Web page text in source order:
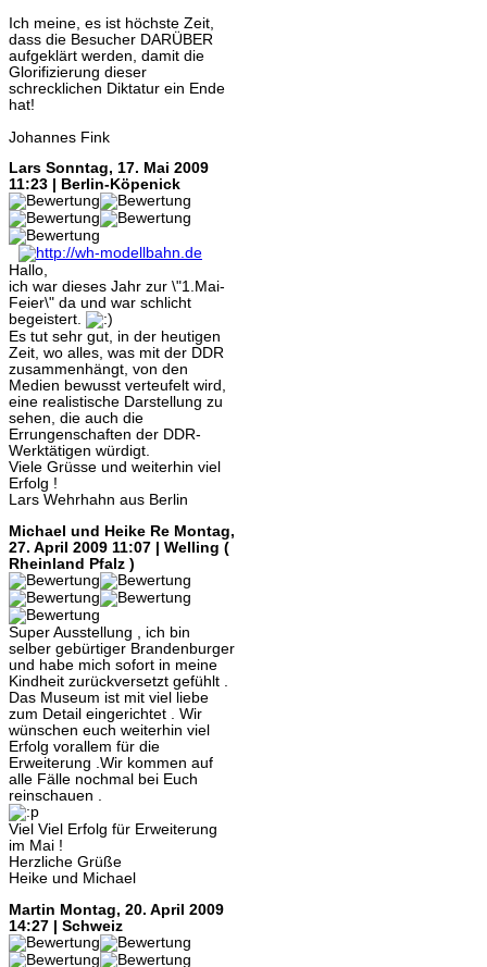
Ich meine, es ist höchste Zeit,
dass die Besucher DARÜBER
aufgeklärt werden, damit die
Glorifizierung dieser
schrecklichen Diktatur ein Ende
hat!
Johannes Fink
Lars Sonntag, 17. Mai 2009
11:23 | Berlin-Köpenick
Hallo,
ich war dieses Jahr zur \"1.Mai-
Feier\" da und war schlicht
begeistert.
Es tut sehr gut, in der heutigen
Zeit, wo alles, was mit der DDR
zusammenhängt, von den
Medien bewusst verteufelt wird,
eine realistische Darstellung zu
sehen, die auch die
Errungenschaften der DDR-
Werktätigen würdigt.
Viele Grüsse und weiterhin viel
Erfolg !
Lars Wehrhahn aus Berlin
Michael und Heike Re Montag,
27. April 2009 11:07 | Welling (
Rheinland Pfalz )
Super Ausstellung , ich bin
selber gebürtiger Brandenburger
und habe mich sofort in meine
Kindheit zurückversetzt gefühlt .
Das Museum ist mit viel liebe
zum Detail eingerichtet . Wir
wünschen euch weiterhin viel
Erfolg vorallem für die
Erweiterung .Wir kommen auf
alle Fälle nochmal bei Euch
reinschauen .
Viel Viel Erfolg für Erweiterung
im Mai !
Herzliche Grüße
Heike und Michael
Martin Montag, 20. April 2009
14:27 | Schweiz